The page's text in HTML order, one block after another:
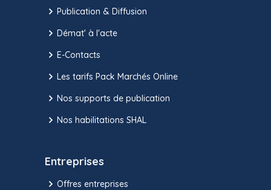
Publication & Diffusion
Démat' à l'acte
E-Contacts
Les tarifs Pack Marchés Online
Nos supports de publication
Nos habilitations SHAL
Entreprises
Offres entreprises